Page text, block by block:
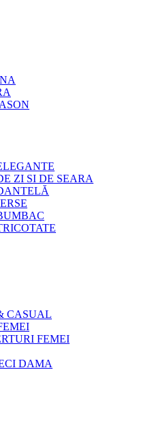
ZI SI DE SEARA
CASUAL
FEMEI
DAMA